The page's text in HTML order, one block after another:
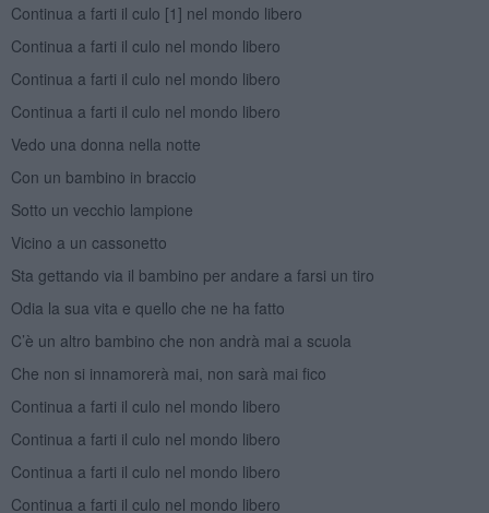
Continua a farti il culo [1] nel mondo libero
Continua a farti il culo nel mondo libero
Continua a farti il culo nel mondo libero
Continua a farti il culo nel mondo libero
Vedo una donna nella notte
Con un bambino in braccio
Sotto un vecchio lampione
Vicino a un cassonetto
Sta gettando via il bambino per andare a farsi un tiro
Odia la sua vita e quello che ne ha fatto
C’è un altro bambino che non andrà mai a scuola
Che non si innamorerà mai, non sarà mai fico
Continua a farti il culo nel mondo libero
Continua a farti il culo nel mondo libero
Continua a farti il culo nel mondo libero
Continua a farti il culo nel mondo libero